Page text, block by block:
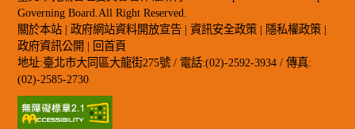
Governing Board.All Right Reserved.
關於本站 |政府網站資料開放宣告 |資訊安全政策 | 隱私權政策 |
政府資訊公開 | 回首頁
地址:臺北市大同區大龍街275號 / 電話:(02)-2592-3934 / 傳真:
(02)-2585-2730